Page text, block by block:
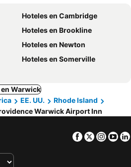
Hoteles en Cambridge
Hoteles en Brookline
Hoteles en Newton
Hoteles en Somerville
Warwick
EE. UU.
Rhode Island
Warwick Airport Inn
Facebook
Twitter